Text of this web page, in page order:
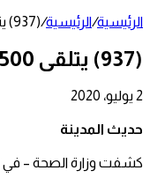
الرئيسية/الرئيسية/(937) يتلقى 500 ألف مكالمة – أسبوعيا
(937) يتلقى 500 ألف مكالمة – أسبوعيا
2 يوليو، 2020
فيسبوك
تويتر
لينكدإن
واتساب
تيلقرام
مشاركة
عبر
البريد
طباعة
حديث المدينة
كشفت وزارة الصحة – في تقرير رقمي – عن تلقي مركز 937 – منذ بدء